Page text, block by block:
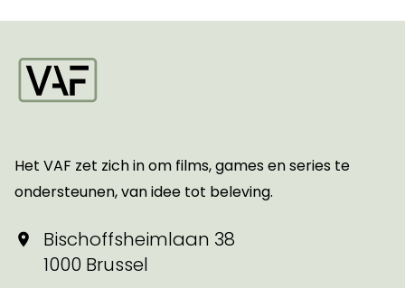
Het VAF zet zich in om films, games en series te
ondersteunen, van idee tot beleving.
Bischoffsheimlaan 38
1000 Brussel